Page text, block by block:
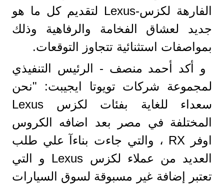
الفارهة لكزس-Lexus لتقديم كل ما هو
جديد لعشاق الفخامة والرفاهية وذلك
بمواصفات استثنائية تتجاوز التوقعات.
و أكد أحمد منصف - الرئيس التنفيذي
لمجموعة شركات تويوتا ايجيبت: "نحن
سعداء للغاية بفئات لكزس Lexus
المختلفة في مصر بعد اضافه الكروس
اوفر RX ، والتي جاءت بناءآ علي طلب
العديد من عملاء لكزس Lexus و التي
تعتبر إضافة غير مسبوقة لسوق السيارات